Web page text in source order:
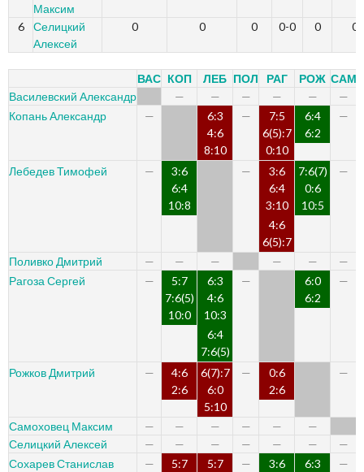
Максим
6
Селицкий
Алексей
0 0 0 0-0 0 0
ВАС КОП ЛЕБ ПОЛ РАГ РОЖ САМ
Василевский Александр
— — — — —
—
Копань Александр
—
6:3
4:6
8:10
—
7:5
6(5):7
0:10
6:4
6:2
—
Лебедев Тимофей —
3:6
6:4
10:8
—
3:6
6:4
3:10
4:6
6(5):7
7:6(7)
0:6
10:5
—
Поливко Дмитрий — — — — —
—
Рагоза Сергей
—
5:7
7:6(5)
10:0
6:3
4:6
10:3
6:4
7:6(5)
—
6:0
6:2
—
Рожков Дмитрий —
4:6
2:6
6(7):7
6:0
5:10
—
0:6
2:6
—
Самоховец Максим — — — — —
—
Селицкий Алексей
— — — — — —
—
Сохарев Станислав
—
5:7
5:7
—
3:6
6:3
—